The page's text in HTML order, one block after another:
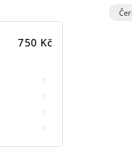
750 Kč
1
0
0
0